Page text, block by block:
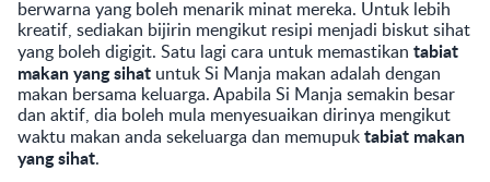
berwarna yang boleh menarik minat mereka. Untuk lebih
kreatif, sediakan bijirin mengikut resipi menjadi biskut sihat
yang boleh digigit. Satu lagi cara untuk memastikan tabiat
makan yang sihat untuk Si Manja makan adalah dengan
makan bersama keluarga. Apabila Si Manja semakin besar
dan aktif, dia boleh mula menyesuaikan dirinya mengikut
waktu makan anda sekeluarga dan memupuktabiat makan
yang sihat.